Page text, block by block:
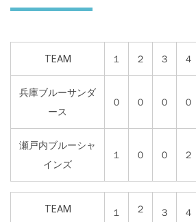
TEAM １ ２ ３ ４
兵庫ブルーサンダ
ース
０ ０ ０ ０
瀬戸内ブルーシャ
インズ
１ ０ ０ ２
TEAM １ ２ ３ ４